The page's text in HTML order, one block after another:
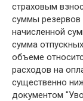
страховым
суммы резервов
начисленной
сумма
объеме
расходов на
существенно
документом